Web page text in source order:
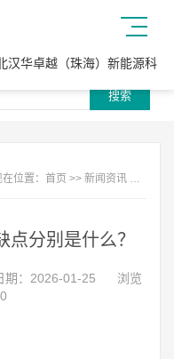
搜索
在位置：首页 >>新闻资讯
分别是什么？
期：2026-01-25
浏览